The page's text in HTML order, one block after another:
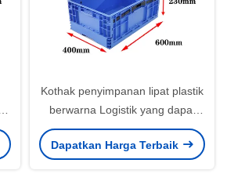
Kothak penyimpanan lipat plastik
berwarna Logistik yang dapat
ditumpuk 44L 32 liter
Dapatkan Harga Terbaik